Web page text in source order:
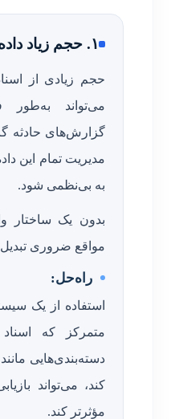
۱. حجم زیاد داده‌ها و بی‌نظمی
حجم زیادی از
می‌تواند به‌طور
گزارش‌های حادثه
مدیریت تمام این
به بی‌نظمی شود.
بدون یک ساختار
مواقع ضروری
راه‌حل:
استفاده از یک
متمرکز که
دسته‌بندی‌هایی
کند، می‌تواند
مؤثرتر کند.